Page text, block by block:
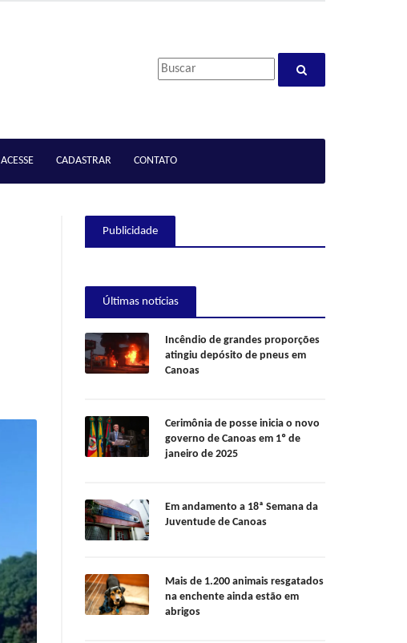
ACESSE CADASTRAR CONTATO
Publicidade
Últimas notícias
Incêndio de grandes proporções
atingiu depósito de pneus em
Canoas
Cerimônia de posse inicia o novo
governo de Canoas em 1º de
janeiro de 2025
Em andamento a 18ª Semana da
Juventude de Canoas
Mais de 1.200 animais resgatados
na enchente ainda estão em
abrigos